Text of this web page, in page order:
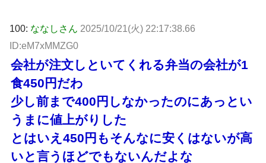
100: ななしさん 2025/10/21(火) 22:17:38.66
ID:eM7xMMZG0
会社が注文しといてくれる弁当の会社が1
食450円だわ
少し前まで400円しなかったのにあっとい
うまに値上がりした
とはいえ450円もそんなに安くはないが高
いと言うほどでもないんだよな